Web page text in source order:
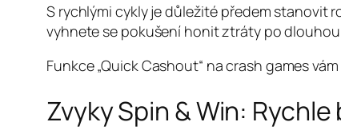
S rychlými cykly je důležité předem stanovit
vyhnete se pokušení honit ztráty po
Funkce „Quick Cashout“ na crash games
Zvyky Spin & Win: